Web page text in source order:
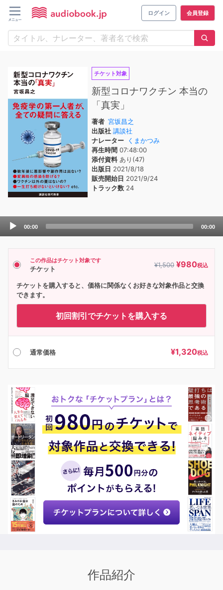
ログイン 会員登録
チケット対象
新型コロナワクチン 本当の
「真実」
著者 宮坂昌之
出版社 講談社
ナレーター
くまかつみ
再生時間 07:48:00
添付資料あり(47)
出版日 2021/8/18
販売開始日 2021/9/24
トラック数 24
Audio
Player
00:00 00:00
この作品はチケット対象です
チケット ¥1,500 ¥980税込
チケットを購入すると、価格に関係なくお好きな対象作品と交換
できます。
初回割引でチケットを購入する
通常価格 ¥1,320税込
作品紹介